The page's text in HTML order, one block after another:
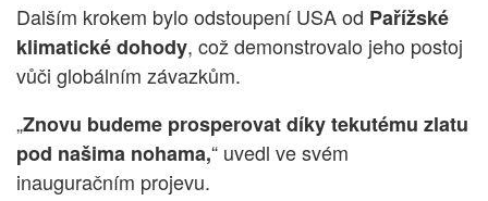
Dalším krokem bylo odstoupení USA od Pařížské
klimatické dohody, což demonstrovalo jeho postoj
vůči globálním závazkům.
„Znovu budeme prosperovat díky tekutému zlatu
pod našima nohama,“ uvedl ve svém
inauguračním projevu.